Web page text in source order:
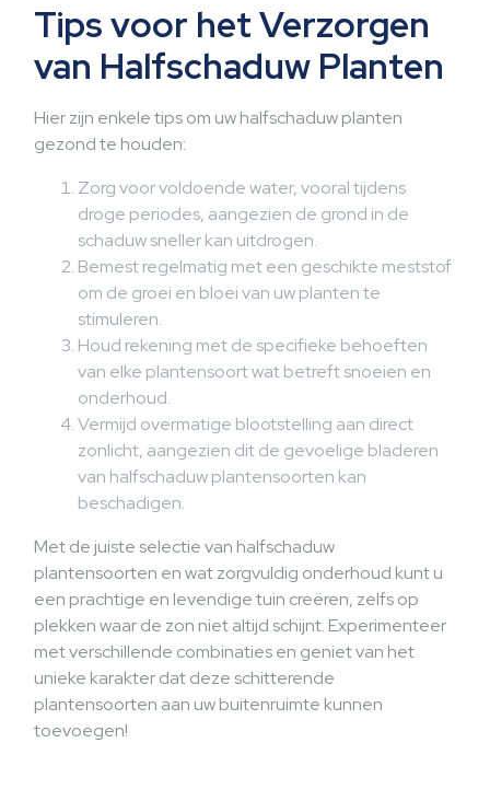
Tips voor het Verzorgen
van Halfschaduw Planten
Hier zijn enkele tips om uw halfschaduw planten
gezond te houden:
Zorg voor voldoende water, vooral tijdens
droge periodes, aangezien de grond in de
schaduw sneller kan uitdrogen.
Bemest regelmatig met een geschikte meststof
om de groei en bloei van uw planten te
stimuleren.
Houd rekening met de specifieke behoeften
van elke plantensoort wat betreft snoeien en
onderhoud.
Vermijd overmatige blootstelling aan direct
zonlicht, aangezien dit de gevoelige bladeren
van halfschaduw plantensoorten kan
beschadigen.
Met de juiste selectie van halfschaduw
plantensoorten en wat zorgvuldig onderhoud kunt u
een prachtige en levendige tuin creëren, zelfs op
plekken waar de zon niet altijd schijnt. Experimenteer
met verschillende combinaties en geniet van het
unieke karakter dat deze schitterende
plantensoorten aan uw buitenruimte kunnen
toevoegen!